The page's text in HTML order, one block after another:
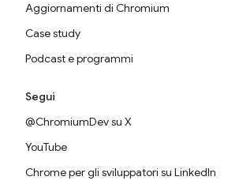
Aggiornamenti di Chromium
Case study
Podcast e programmi
Segui
@ChromiumDev su X
YouTube
Chrome per gli sviluppatori su LinkedIn